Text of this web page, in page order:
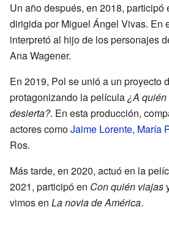
Un año después, en 2018, participó
dirigida por Miguel Ángel Vivas. En
interpretó al hijo de los personajes
Ana Wagener.
En 2019, Pol se unió a un proyecto
protagonizando la película¿A
desierta?. En esta producción,
actores comoJaime Lorente, María
Ros.
Más tarde, en 2020, actuó en la
2021, participó en Con quién viajas
vimos en La novia de América.